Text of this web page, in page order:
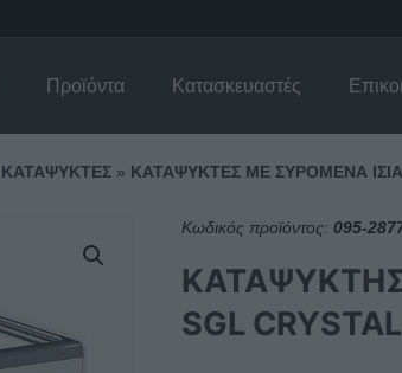
Προϊόντα Κατασκευαστές
ΚΑΤΑΨΥΚΤΕΣ» ΚΑΤΑΨΥΚΤΕΣ ΜΕ ΣΥΡΟΜΕΝΑ
Κωδικός προϊόντος: 095-
SGL CRYSTAL